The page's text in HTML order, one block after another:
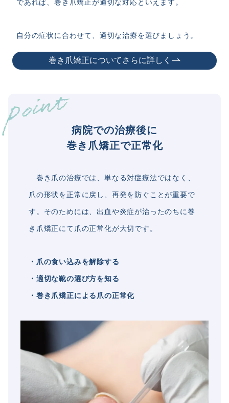
であれば、巻き爪矯正が適切な対応といえます。
自分の症状に合わせて、適切な治療を選びましょう。
巻き爪矯正についてさらに詳しく
病院での治療後に
巻き爪矯正で正常化
巻き爪の治療では、単なる対症療法ではなく、
爪の形状を正常に戻し、再発を防ぐことが重要で
す。そのためには、出血や炎症が治ったのちに巻
き爪矯正にて爪の正常化が大切です。
・爪の食い込みを解除する
・適切な靴の選び方を知る
・巻き爪矯正による爪の正常化